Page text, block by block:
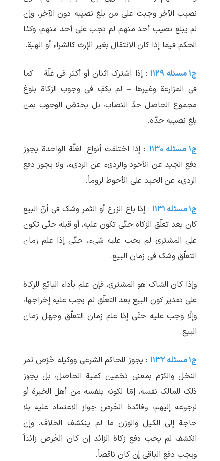
نصیب الآخر وجبت علی من بلغ نصیبه دون الآخر، وإن
لم ‏یبلغ نصیب أحد منهم لم ‏تجب علی أحد منهم، وکذا
الحکم فیما إذا کان الانتقال بغیر الإرث کالشراء أو الهبة.
ج۱ مسئله ۱۱۲۹
: إذا اشترک اثنان أو أکثر فی غلّة – کما
فی المزارعة وغیرها – لم‏ یکفِ فی وجوب الزکاة بلوغ
مجموع الحاصل حدّ النصاب، بل یختصّ الوجوب بمن
بلغ نصیبه حدّه.
ج۱ مسئله ۱۱۳۰
: إذا اختلفت أنواع الغلّة الواحدة یجوز
دفع الجید عن الأجود والردیء عن الردیء، ولا یجوز دفع
الردیء عن الجید علی الأحوط لزوماً.
ج۱ مسئله ۱۱۳۱
: إذا باع الزرع أو الثمر وشک فی أنّ البیع
کان بعد تعلّق الزکاة حتّی تکون علیه، أو قبله حتّی تکون
علی المشتری لم یجب علیه شیء، حتّی إذا علم زمان
التعلّق وشک فی زمان البیع.
وإذا کان الشاک هو المشتری، فإن علم بأداء البائع للزکاة
علی تقدیر کون البیع بعد التعلّق لم ‏یجب علیه إخراجها،
وإلّا وجب علیه حتّی إذا علم زمان التعلّق وجهل زمان
البیع.
ج۱ مسئله ۱۱۳۲
: یجوز للحاکم الشرعی ووکیله خَرْص ثمر
النخل والکرْم بمعنی تخمین کمیة الحاصل، بل یجوز
ذلک للمالک نفسه، إمّا لکونه بنفسه من أهل الخبرة أو
لرجوعه إلیهم، وفائدة الخَرص جواز الاعتماد علیه بلا
حاجة إلی الکیل والوزن ما لم ‏ینکشف الخلاف، وإن
انکشف لم یجب دفع زکاة الزائد إن کان الخَرص زائداً
ویجب دفع الباقی إن کان ناقصاً.